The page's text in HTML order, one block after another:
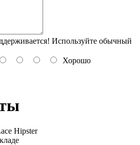
Используйте обычный
Хорошо
Hipster